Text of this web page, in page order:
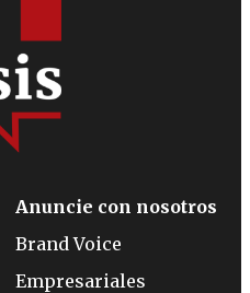
Anuncie con nosotros
Brand Voice
Empresariales